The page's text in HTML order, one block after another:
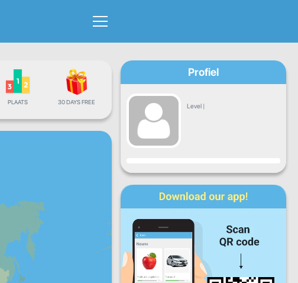
PLAATS 30 DAYS FREE
Profiel
Level |
Vooruitgang
Ma Wo Do
Za Zo